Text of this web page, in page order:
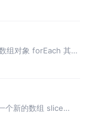
记录都有录音，通话
组对象 forEach 其实
耗，其次如果在数据
个新的数组 slice